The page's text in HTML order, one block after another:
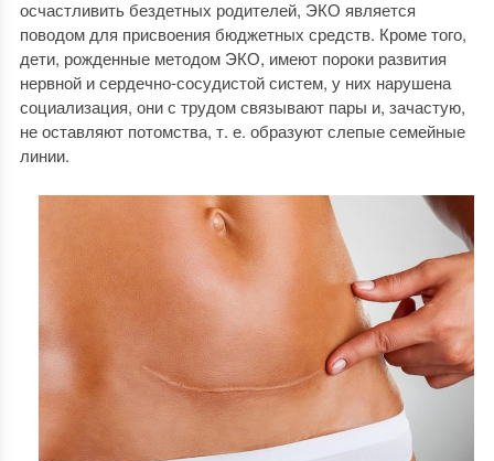
осчастливить бездетных родителей, ЭКО является
поводом для присвоения бюджетных средств. Кроме того,
дети, рожденные методом ЭКО, имеют пороки развития
нервной и сердечно-сосудистой систем, у них нарушена
социализация, они с трудом связывают пары и, зачастую,
не оставляют потомства, т. е. образуют слепые семейные
линии.